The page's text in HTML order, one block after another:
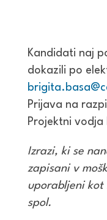
Kandidati naj
dokazili po
Prijava na
Projektni vodja
Izrazi, ki se
zapisani v
uporabljeni kot
spol.